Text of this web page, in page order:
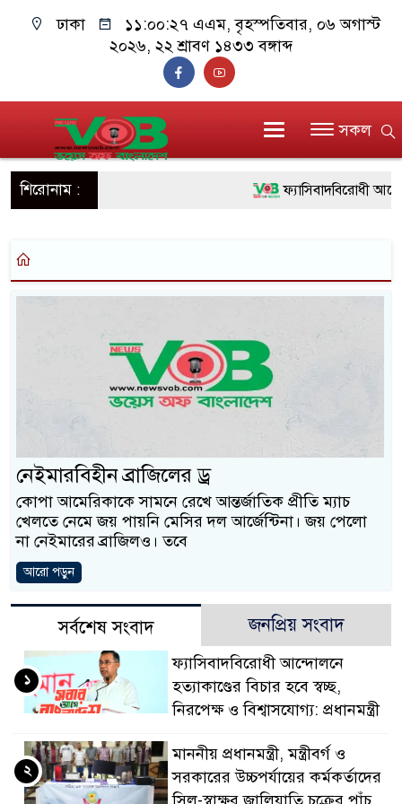
ঢাকা ১১:০০:২৭ এএম, বৃহস্পতিবার, ০৬ অগাস্ট
২০২৬, ২২ শ্রাবণ ১৪৩৩ বঙ্গাব্দ
সকল
শিরোনাম : ফ্যাসিবাদবিরোধী
উদ্ধার
প্রধানমন্ত্রী
মিরপুর মডেল থানার
মাদক কারবারি গ্রেফতার
২৮ লাখ টাকার জাল
যেকোনো সময়
নেতৃত্ব ও গণতন্ত্রের
যে ভাবে ডেভিড
‘আজহার খান’
অবৈধ বিদেশি পিস্তল,
জড়িত কিশোর গ্যাংয়ের চার
নেইমারবিহীন ব্রাজিলের ড্র
কোপা আমেরিকাকে সামনে রেখে আন্তর্জাতিক প্রীতি ম্যাচ
খেলতে নেমে জয় পায়নি মেসির দল আর্জেন্টিনা। জয় পেলো
না নেইমারের ব্রাজিলও। তবে
আরো পড়ুন
সর্বশেষ সংবাদ জনপ্রিয় সংবাদ
ফ্যাসিবাদবিরোধী আন্দোলনে
হত্যাকাণ্ডের বিচার হবে স্বচ্ছ,
নিরপেক্ষ ও বিশ্বাসযোগ্য: প্রধানমন্ত্রী
১
মাননীয় প্রধানমন্ত্রী, মন্ত্রীবর্গ ও
সরকারের উচ্চপর্যায়ের কর্মকর্তাদের
২